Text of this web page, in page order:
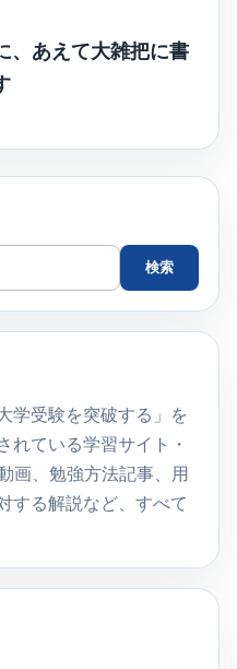
、あえて大雑把に書
検索
学受験を突破する」を
れている学習サイト・
画、勉強方法記事、用
する解説など、すべて